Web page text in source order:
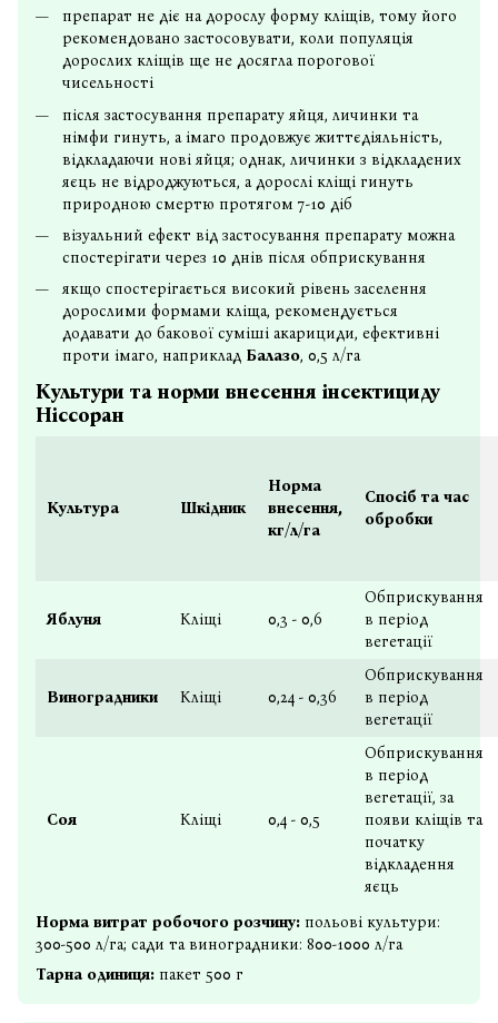
препарат не діє на дорослу форму кліщів, тому його
рекомендовано застосовувати, коли популяція
дорослих кліщів ще не досягла порогової
чисельності
після застосування препарату яйця, личинки та
німфи гинуть, а імаго продовжує життєдіяльність,
відкладаючи нові яйця; однак, личинки з відкладених
яєць не відроджуються, а дорослі кліщі гинуть
природною смертю протягом 7-10 діб
візуальний ефект від застосування препарату можна
спостерігати через 10 днів після обприскування
якщо спостерігається високий рівень заселення
дорослими формами кліща, рекомендується
додавати до бакової суміші акарициди, ефективні
проти імаго, наприклад Балазо, 0,5 л/га
Культури та норми внесення інсектициду
Ніссоран
Культура Шкідник
Норма
внесення,
кг/л/га
Спосіб та час
обробки
Яблуня Кліщі 0,3 - 0,6
Обприскування
в період
вегетації
Виноградники Кліщі 0,24 - 0,36
Обприскування
в період
вегетації
Соя Кліщі 0,4 - 0,5
Обприскування
в період
вегетації, за
появи кліщів та
початку
відкладення
яєць
Норма витрат робочого розчину: польові культури:
300-500 л/га; сади та виноградники: 800-1000 л/га
Тарна одиниця: пакет 500 г